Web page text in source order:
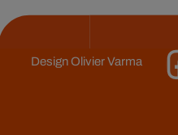
DesignOlivier Varma